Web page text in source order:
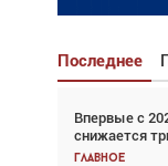
Последнее
Впервые с
снижается
Главное
Взгляд с
Главное